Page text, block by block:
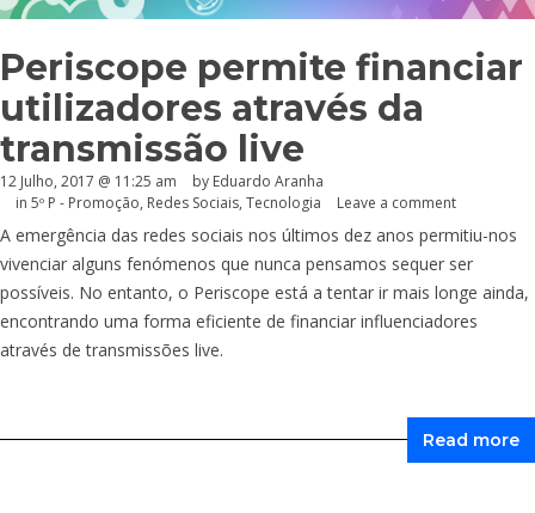
Periscope permite financiar
utilizadores através da
transmissão live
12 Julho, 2017 @ 11:25 am by Eduardo Aranha
in 5º P - Promoção, Redes Sociais, Tecnologia Leave a comment
A emergência das redes sociais nos últimos dez anos permitiu-nos
vivenciar alguns fenómenos que nunca pensamos sequer ser
possíveis. No entanto, o Periscope está a tentar ir mais longe ainda,
encontrando uma forma eficiente de financiar influenciadores
através de transmissões live.
Read more